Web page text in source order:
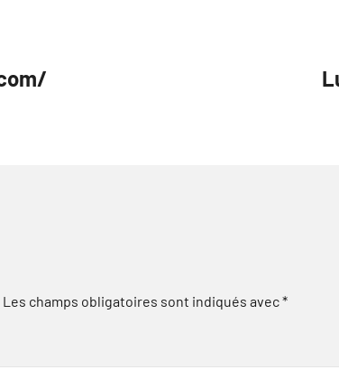
Les champs obligatoires sont indiqués avec*